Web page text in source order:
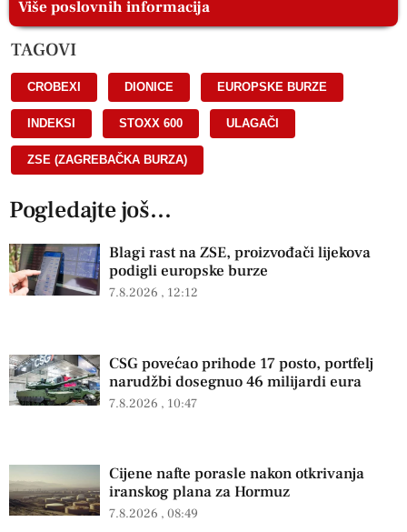
Više poslovnih informacija
TAGOVI
CROBEXI DIONICE EUROPSKE BURZE
INDEKSI STOXX 600 ULAGAČI
ZSE (ZAGREBAČKA BURZA)
Pogledajte još...
Blagi rast na ZSE, proizvođači lijekova
podigli europske burze
7.8.2026 12:12
CSG povećao prihode 17 posto, portfelj
narudžbi dosegnuo 46 milijardi eura
7.8.2026 10:47
Cijene nafte porasle nakon otkrivanja
iranskog plana za Hormuz
7.8.2026 08:49